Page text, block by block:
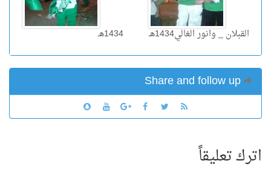
1434هـ القبلان _ وانور الغالي1434هـ
اترك تعليقاً